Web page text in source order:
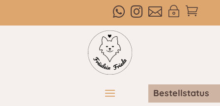

~



Bestellstatus